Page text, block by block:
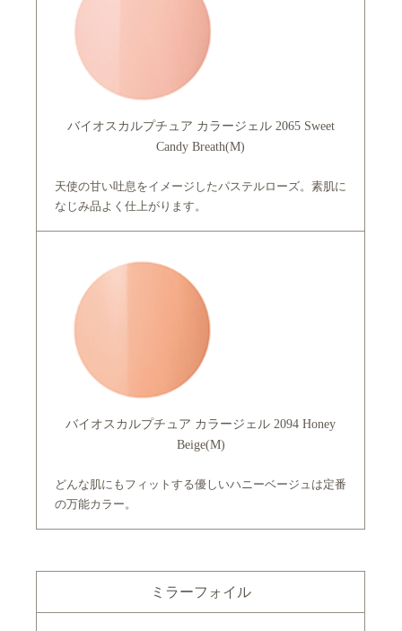
バイオスカルプチュア カラージェル 2065 Sweet
Candy Breath(M)
天使の甘い吐息をイメージしたパステルローズ。素肌に
なじみ品よく仕上がります。
バイオスカルプチュア カラージェル 2094 Honey
Beige(M)
どんな肌にもフィットする優しいハニーベージュは定番
の万能カラー。
ミラーフォイル